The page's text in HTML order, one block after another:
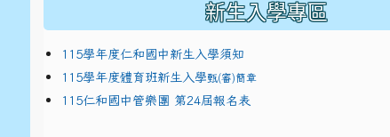
新生入學專區
115學年度仁和國中新生入學須知
115學年度體育班新生入學甄(審)簡章
115仁和國中管樂團 第24屆報名表